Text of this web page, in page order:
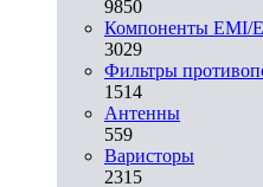
9850
Компоненты EMI/
3029
Фильтры
1514
Антенны
559
Варисторы
2315